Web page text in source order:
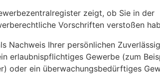
zeigt, ob Sie in der
Vorschriften verstoßen
Nachweis Ihrer persönlichen
erlaubnispflichtiges Gewerbe (zum
oder ein überwachungsbedürftiges